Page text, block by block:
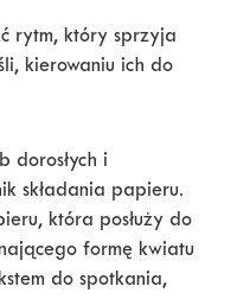
rytm, który sprzyja
kierowaniu ich do
dorosłych i
składania papieru.
która posłuży do
formę kwiatu
do spotkania,